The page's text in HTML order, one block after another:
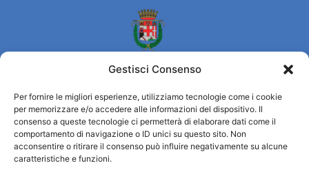
Gestisci Consenso
Per fornire le migliori esperienze, utilizziamo tecnologie come i cookie
per memorizzare e/o accedere alle informazioni del dispositivo. Il
consenso a queste tecnologie ci permetterà di elaborare dati come il
comportamento di navigazione o ID unici su questo sito. Non
acconsentire o ritirare il consenso può influire negativamente su alcune
caratteristiche e funzioni.
Turismo Padova
Who we are